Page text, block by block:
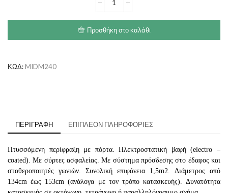
Οκτάγωνο
Πάτο
ποσότητα
Προσθήκη στο καλάθι
ΚΩΔ: MIDM240
ΠΕΡΙΓΡΑΦΉ ΕΠΙΠΛΈΟΝ ΠΛΗΡΟΦΟΡΊΕΣ
Πτυσσόμενη περίφραξη με πόρτα. Ηλεκτροστατική βαφή (electro –
coated). Με σύρτες ασφαλείας. Με σύστημα πρόσδεσης στο έδαφος και
σταθεροποιητές γωνιών. Συνολική επιφάνεια 1,5m2. Διάμετρος από
134cm έως 153cm (ανάλογα με τον τρόπο κατασκευής). Δυνατότητα